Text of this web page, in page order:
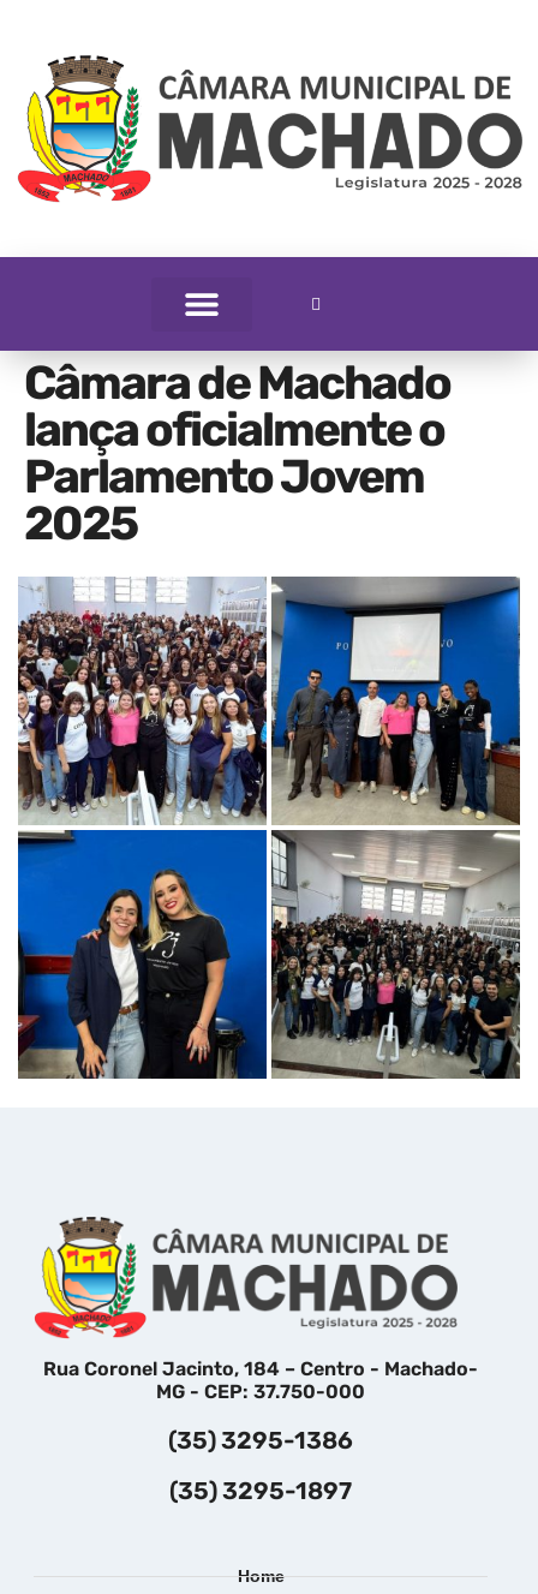
Câmara de Machado
lança oficialmente o
Parlamento Jovem
2025
Rua Coronel Jacinto, 184 – Centro - Machado-
MG - CEP: 37.750-000
(35) 3295-1386
(35) 3295-1897
Home